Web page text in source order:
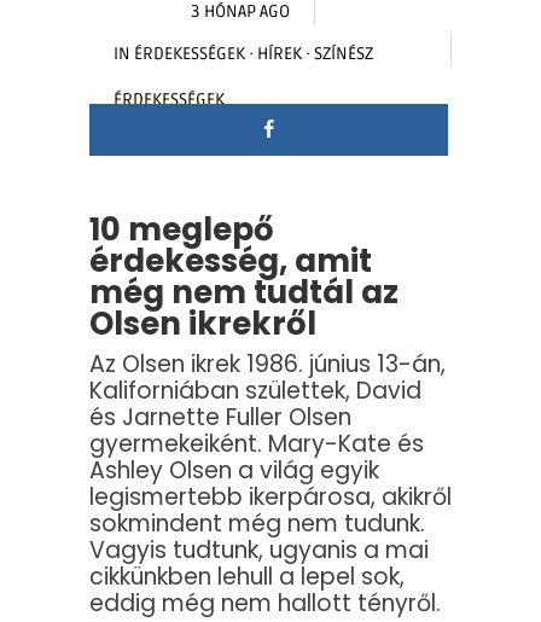
3 HÓNAP AGO
IN ÉRDEKESSÉGEK · HÍREK · SZÍNÉSZ
ÉRDEKESSÉGEK
10 meglepő
érdekesség, amit
még nem tudtál az
Olsen ikrekről
Az Olsen ikrek 1986. június 13-án,
Kaliforniában születtek, David
és Jarnette Fuller Olsen
gyermekeiként. Mary-Kate és
Ashley Olsen a világ egyik
legismertebb ikerpárosa, akikről
sokmindent még nem tudunk.
Vagyis tudtunk, ugyanis a mai
cikkünkben lehull a lepel sok,
eddig még nem hallott tényről.